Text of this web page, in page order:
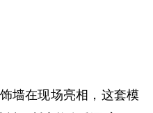
墙在现场亮相，这套模